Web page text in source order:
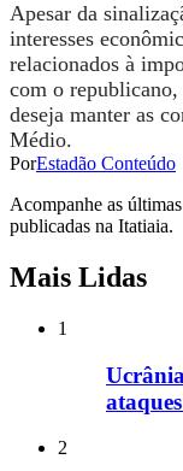
Apesar da
interesses
relacionados à
com o
deseja manter as
Médio.
PorEstadão Conteúdo
Acompanhe as
publicadas na Itatiaia.
Mais Lidas
1
2